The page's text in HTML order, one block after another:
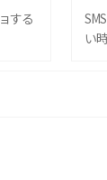
する
い